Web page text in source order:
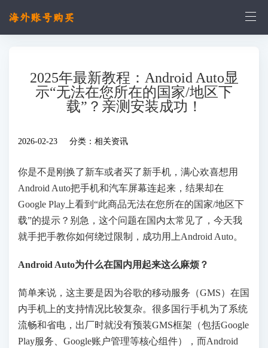
2025年最新教程：Android Auto显
示“无法在您所在的国家/地区下
载”？亲测安装成功！
2026-02-23 分类： 相关资讯
你是不是刚换了新车或者买了新手机，满心欢喜想用
Android Auto把手机和汽车屏幕连起来，结果却在
Google Play上看到“此商品无法在您所在的国家/地区下
载”的提示？别急，这个问题在国内太常见了，今天我
就手把手教你如何绕过限制，成功用上Android Auto。
Android Auto为什么在国内用起来这么麻烦？
简单来说，这主要是因为谷歌的移动服务（GMS）在国
内手机上的支持情况比较复杂。很多国行手机为了系统
流畅和省电，出厂时就没有预装GMS框架（包括Google
Play服务、Google账户管理等核心组件），而Android